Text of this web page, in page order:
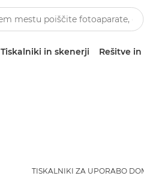
Tiskalniki in skenerji Rešitve
TISKALNIKI ZA UPORABO